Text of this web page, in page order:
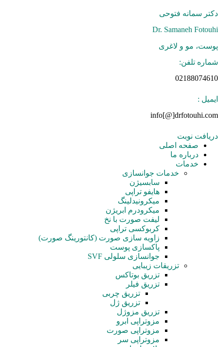
به
دکتر سمانه فتوحی
Dr. Samaneh Fotouhi
پوست، مو و لاغری
شماره تلفن:
02188074610
ایمیل :
info[@]drfotouhi.com
دریافت نوبت
صفحه اصلی
درباره ما
خدمات
خدمات جوانسازی
سابسیژن
هایفو تراپی
میکرونیدلینگ
میکرودرم ابریژن
لیفت صورت با نخ
کربوکسی تراپی
زاویه سازی صورت (کانتورینگ صورت)
پاکسازی پوست
جوانسازی سلولی SVF
تزریقات زیبایی
تزریق بوتاکس
تزریق فیلر
تزریق چربی
تزریق ژل
تزریق مزوژل
مزوتراپی ابرو
مزوتراپی صورت
مزوتراپی سر